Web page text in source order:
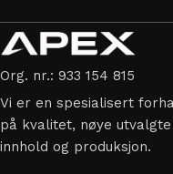
Org. nr.: 933 154 815
Vi er en spesialisert
på kvalitet, nøye
innhold og produksjon.